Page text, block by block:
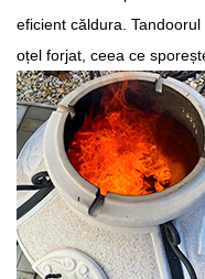
eficient căldura.
oțel forjat, ceea ce